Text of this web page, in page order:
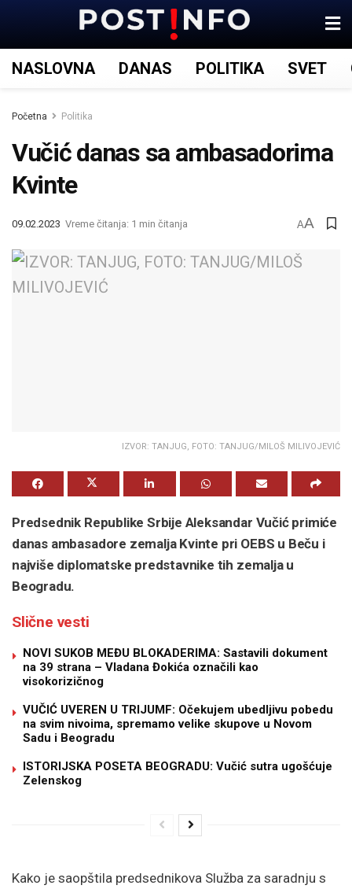
NASLOVNA DANAS POLITIKA SVET
Početna Politika
Vučić danas sa ambasadorima
Kvinte
09.02.2023 Vreme čitanja: 1 min čitanja AA
IZVOR: TANJUG, FOTO: TANJUG/MILOŠ MILIVOJEVIĆ
Predsednik Republike Srbije Aleksandar Vučić primiće
danas ambasadore zemalja Kvinte pri OEBS u Beču i
najviše diplomatske predstavnike tih zemalja u
Beogradu.
Slične vesti
NOVI SUKOB MEĐU BLOKADERIMA: Sastavili dokument
na 39 strana – Vladana Đokića označili kao
visokorizičnog
VUČIĆ UVEREN U TRIJUMF: Očekujem ubedljivu pobedu
na svim nivoima, spremamo velike skupove u Novom
Sadu i Beogradu
ISTORIJSKA POSETA BEOGRADU: Vučić sutra ugošćuje
Zelenskog
Kako je saopštila predsednikova Služba za saradnju s